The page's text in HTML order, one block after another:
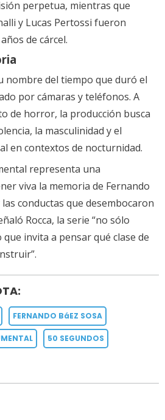
perpetua, mientras que
y Lucas Pertossi fueron
de cárcel.
nombre del tiempo que duró el
por cámaras y teléfonos. A
de horror, la producción busca
la masculinidad y el
en contextos de nocturnidad.
representa una
viva la memoria de Fernando
conductas que desembocaron
Rocca, la serie “no sólo
invita a pensar qué clase de
FERNANDO BáEZ SOSA
50 SEGUNDOS